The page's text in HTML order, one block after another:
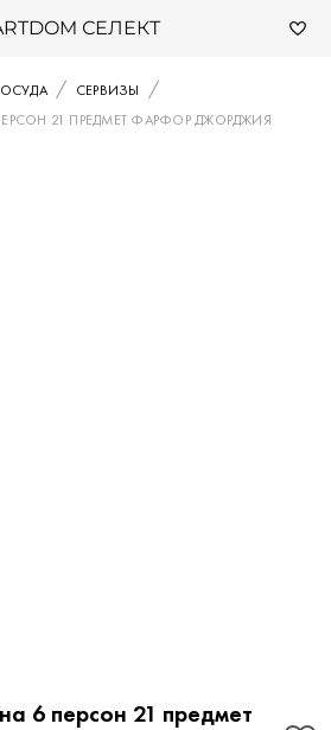
СЕРВИЗЫ
21 ПРЕДМЕТ ФАРФОР ДЖОРДЖИЯ
6 персон 21 предмет